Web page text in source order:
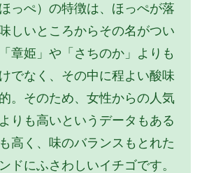
っぺ）の特徴は、ほっぺが落
しいところからその名がつい
章姫」や「さちのか」よりも
でなく、その中に程よい酸味
。そのため、女性からの人気
りも高いというデータもある
高く、味のバランスもとれた
ドにふさわしいイチゴです。